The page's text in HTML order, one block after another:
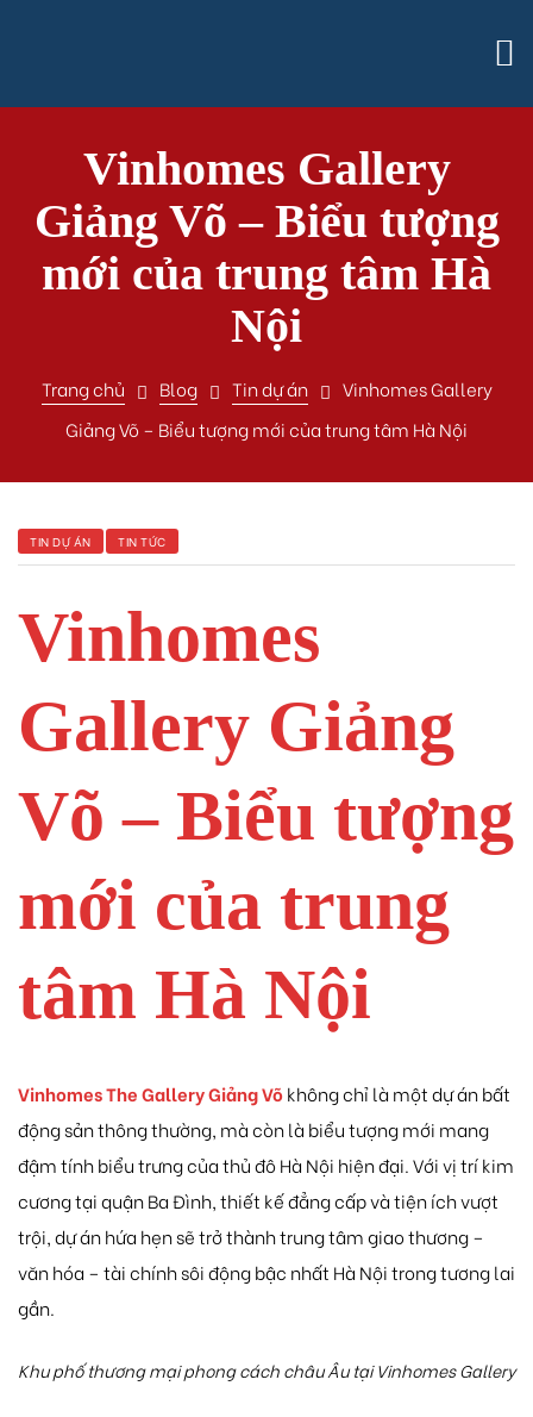
Hải
Vinhomes Gallery
Giảng Võ – Biểu tượng
mới của trung tâm Hà
Nội
Trang chủ Blog Tin dự án
Vinhomes Gallery
Giảng Võ – Biểu tượng mới của trung tâm Hà Nội
TIN DỰ ÁN TIN TỨC
Vinhomes
Gallery Giảng
Võ – Biểu tượng
mới của trung
tâm Hà Nội
VinhomesTheGalleryGiảngVõkhôngchỉlà mộtdựánbất
độngsảnthôngthường, màcònlà biểutượngmới mang
đậmtínhbiểutrưngcủathủđô Hà Nội hiệnđại.Vớivịtríkim
cươngtạiquậnBaĐình,thiết kếđẳngcấpvàtiệníchvượt
trội,dựánhứa hẹnsẽtrởthànhtrungtâmgiaothương –
vănhóa – tàichínhsôiđộngbậc nhất Hà Nộitrongtươnglai
gần.
Khu phố thương mại phong cách châu Âu tại Vinhomes Gallery